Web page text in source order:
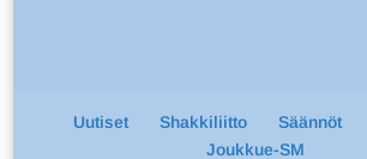
Uutiset Shakkiliitto Säännöt
Joukkue-SM